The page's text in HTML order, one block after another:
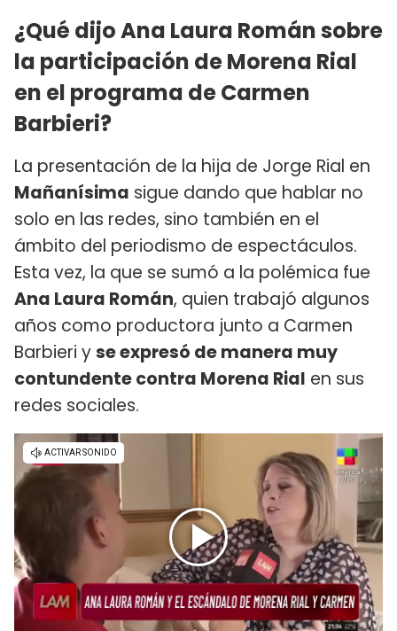
¿Qué dijo Ana Laura Román sobre
la participación de Morena Rial
en el programa de Carmen
Barbieri?
La presentación de la hija de Jorge Rial en
Mañanísima sigue dando que hablar no
solo en las redes, sino también en el
ámbito del periodismo de espectáculos.
Esta vez, la que se sumó a la polémica fue
Ana Laura Román, quien trabajó algunos
años como productora junto a Carmen
Barbieri yse expresó de manera muy
contundente contra Morena Rial en sus
redes sociales.